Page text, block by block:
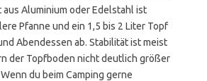
aus Aluminium oder Edelstahl ist
Pfanne und ein 1,5 bis 2 Liter Topf
Abendessen ab. Stabilität ist meist
der Topfboden nicht deutlich größer
du beim Camping gerne